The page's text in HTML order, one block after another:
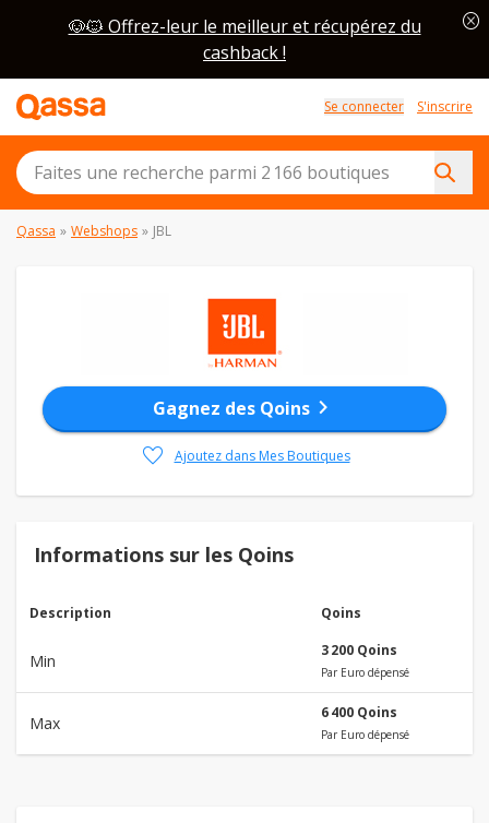
🐶🐱 Offrez-leur le meilleur et récupérez du
cashback !
cancel
Se connecter S'inscrire
Qassa » Webshops » JBL
Gagnez des Qoins chevron_right
favorite
Ajoutez dans Mes Boutiques
Informations sur les Qoins
Description Qoins
Min
3 200 Qoins
Par Euro dépensé
Max
6 400 Qoins
Par Euro dépensé